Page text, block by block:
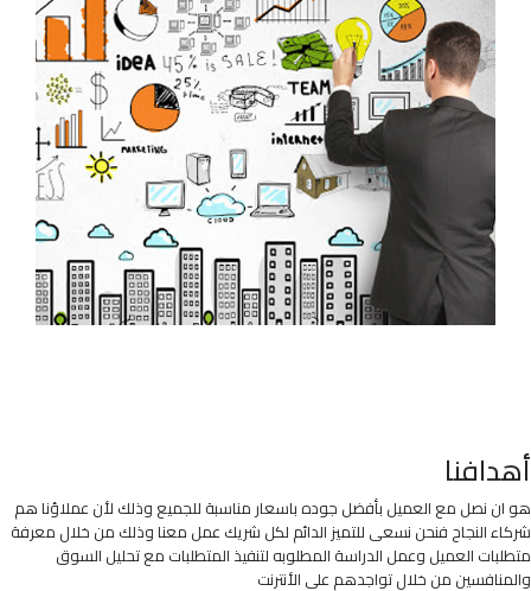
أهدافنا
هو ان نصل مع العميل بأفضل جوده باسعار مناسبة للجميع وذلك لأن عملاؤنا هم
شركاء النجاح فنحن نسعى للتميز الدائم لكل شريك عمل معنا وذلك من خلال معرفة
متطلبات العميل وعمل الدراسة المطلوبه لتنفيذ المتطلبات مع تحليل السوق
والمنافسين من خلال تواجدهم على الأنترنت